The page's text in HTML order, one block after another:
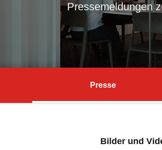
Pressemeldungen
Presse
Bilder und